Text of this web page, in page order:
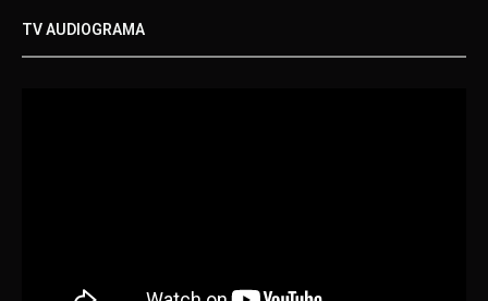
TV AUDIOGRAMA